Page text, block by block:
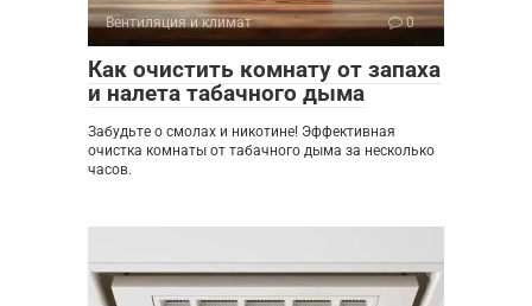
Вентиляция и климат 0
Как очистить комнату от запаха
и налета табачного дыма
Забудьте о смолах и никотине! Эффективная
очистка комнаты от табачного дыма за несколько
часов.